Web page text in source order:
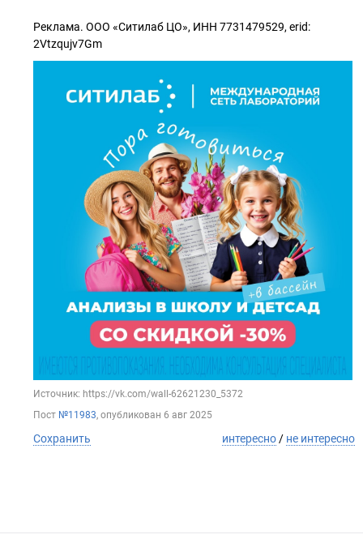
Реклама. ООО «Ситилаб ЦО», ИНН 7731479529, erid:
2Vtzqujv7Gm
Источник: https://vk.com/wall-62621230_5372
Пост №11983, опубликован 6 авг 2025
Сохранить интересно / не интересно